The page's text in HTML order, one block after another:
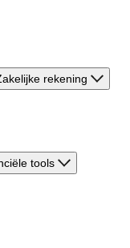
rekening
tools